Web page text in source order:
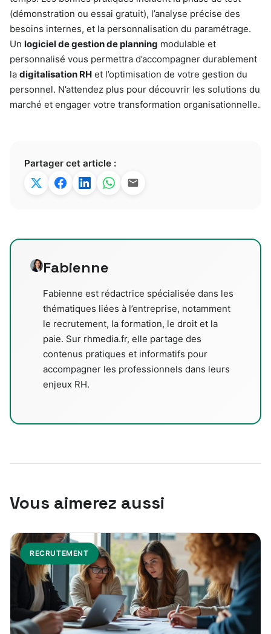
(démonstration ou essai gratuit), l’analyse précise des
besoins internes, et la personnalisation du paramétrage.
Un logiciel de gestion de planning modulable et
personnalisé vous permettra d’accompagner durablement
la digitalisation RH et l’optimisation de votre gestion du
personnel. N’attendez plus pour découvrir les solutions du
marché et engager votre transformation organisationnelle.
Partager cet article :
Fabienne
Fabienne est rédactrice spécialisée dans les
thématiques liées à l’entreprise, notamment
le recrutement, la formation, le droit et la
paie. Sur rhmedia.fr, elle partage des
contenus pratiques et informatifs pour
accompagner les professionnels dans leurs
enjeux RH.
Vous aimerez aussi
RECRUTEMENT